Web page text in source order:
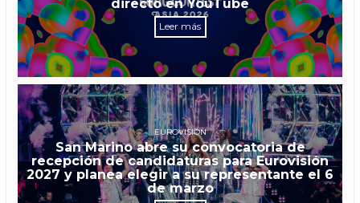
directo en YouTube
Leer más
EUROVISIÓN
San Marino abre su convocatoria de
recepción de candidaturas para Eurovisión
2027 y planea elegir a su representante el 6
de marzo